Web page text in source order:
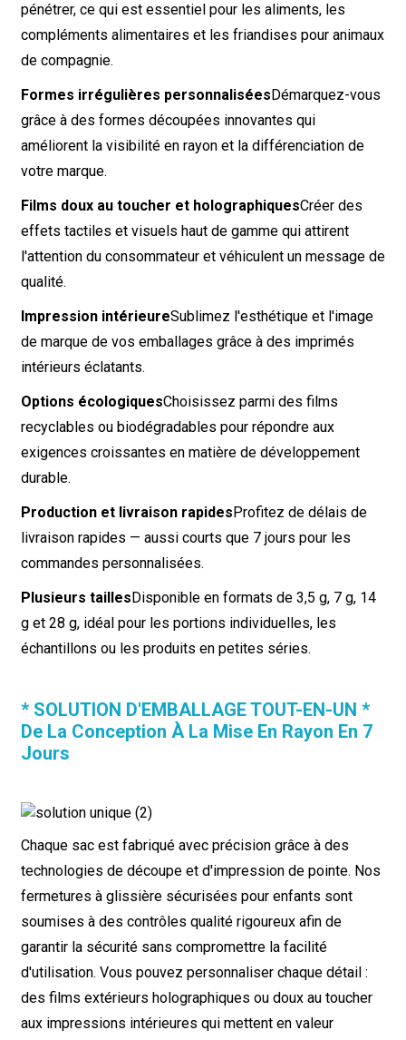
pénétrer, ce qui est essentiel pour les aliments, les
compléments alimentaires et les friandises pour animaux
de compagnie.
Formes irrégulières personnaliséesDémarquez-vous
grâce à des formes découpées innovantes qui
améliorent la visibilité en rayon et la différenciation de
votre marque.
Films doux au toucher et holographiquesCréer des
effets tactiles et visuels haut de gamme qui attirent
l'attention du consommateur et véhiculent un message de
qualité.
Impression intérieureSublimez l'esthétique et l'image
de marque de vos emballages grâce à des imprimés
intérieurs éclatants.
Options écologiquesChoisissez parmi des films
recyclables ou biodégradables pour répondre aux
exigences croissantes en matière de développement
durable.
Production et livraison rapidesProfitez de délais de
livraison rapides — aussi courts que 7 jours pour les
commandes personnalisées.
Plusieurs taillesDisponible en formats de 3,5 g, 7 g, 14
g et 28 g, idéal pour les portions individuelles, les
échantillons ou les produits en petites séries.
* SOLUTION D'EMBALLAGE TOUT-EN-UN *
De La Conception À La Mise En Rayon En 7
Jours
Chaque sac est fabriqué avec précision grâce à des
technologies de découpe et d'impression de pointe. Nos
fermetures à glissière sécurisées pour enfants sont
soumises à des contrôles qualité rigoureux afin de
garantir la sécurité sans compromettre la facilité
d'utilisation. Vous pouvez personnaliser chaque détail :
des films extérieurs holographiques ou doux au toucher
aux impressions intérieures qui mettent en valeur